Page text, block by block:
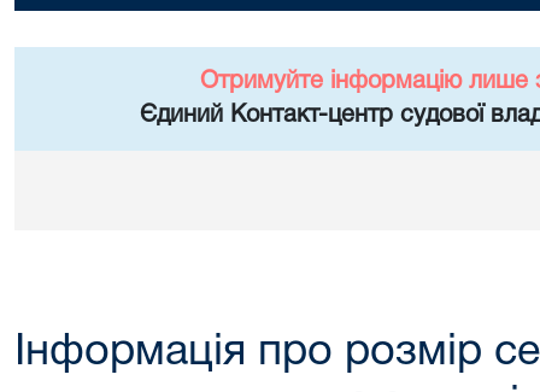
Отримуйте інформацію лише
Єдиний Контакт-центр судової
Інформація про розмір